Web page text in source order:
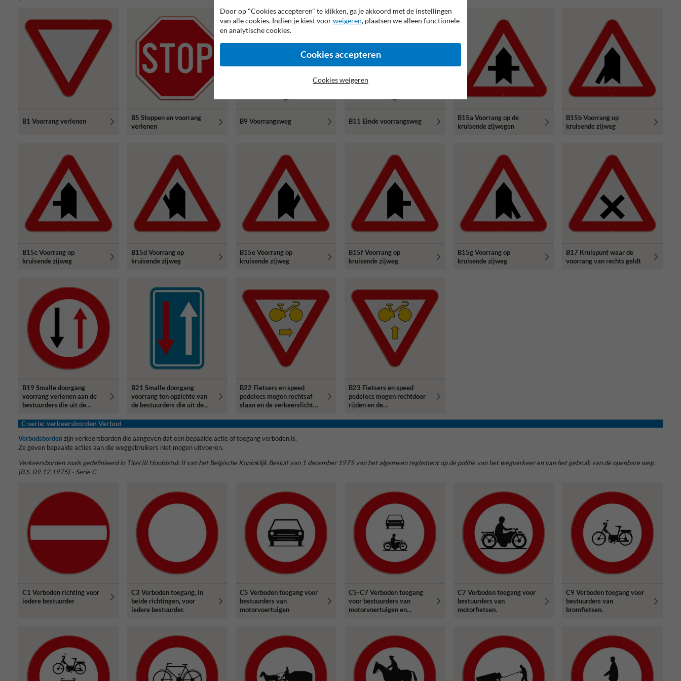
B1 Voorrang verlenen
B5 Stoppen en voorrang
verlenen
B9 Voorrangsweg B11 Einde voorrangsweg
B15a Voorrang op de
kruisende zijwegen
B15b Voorrang op
kruisende zijweg
B15c Voorrang op
kruisende zijweg
B15d Voorrang op
kruisende zijweg
B15e Voorrang op
kruisende zijweg
B15f Voorrang op
kruisende zijweg
B15g Voorrang op
kruisende zijweg
B17 Kruispunt waar de
voorrang van rechts geldt
B19 Smalle doorgang
voorrang verlenen aan de
bestuurders die uit de
komen
B21 Smalle doorgang
voorrang ten opzichte van
de bestuurders die uit de
komen
B22 Fietsers en speed
pedelecs mogen rechtsaf
slaan en de verkeerslichten
B23 Fietsers en speed
pedelecs mogen rechtdoor
rijden en de
voorbijrijden
C-serie: verkeersborden Verbod
Verbodsbordenzijn verkeersborden die aangeven dat een bepaalde actie of toegang verboden is.
Ze geven bepaalde acties aan die weggebruikers niet mogen uitvoeren.
Verkeersborden zoals gedefinieerd in Titel III Hoofdstuk II van het Belgische Koninklijk Besluit van 1 december 1975 van het algemeen reglement op de politie van het wegverkeer en van het gebruik van de openbare weg.
(B.S. 09.12.1975) - Serie C.
C1 Verboden richting voor
iedere bestuurder
C3 Verboden toegang, in
beide richtingen, voor
iedere bestuurder.
C5 Verboden toegang voor
bestuurders van
motorvoertuigen
C5-C7 Verboden toegang
voor bestuurders van
motorvoertuigen en
C7 Verboden toegang voor
bestuurders van
motorfietsen.
C9 Verboden toegang voor
bestuurders van
bromfietsen.
Door op "Cookies accepteren" te klikken, ga je akkoord met de instellingen
van alle cookies. Indien je kiest voorweigeren, plaatsen we alleen functionele
en analytische cookies.
Cookies accepteren
Cookies weigeren